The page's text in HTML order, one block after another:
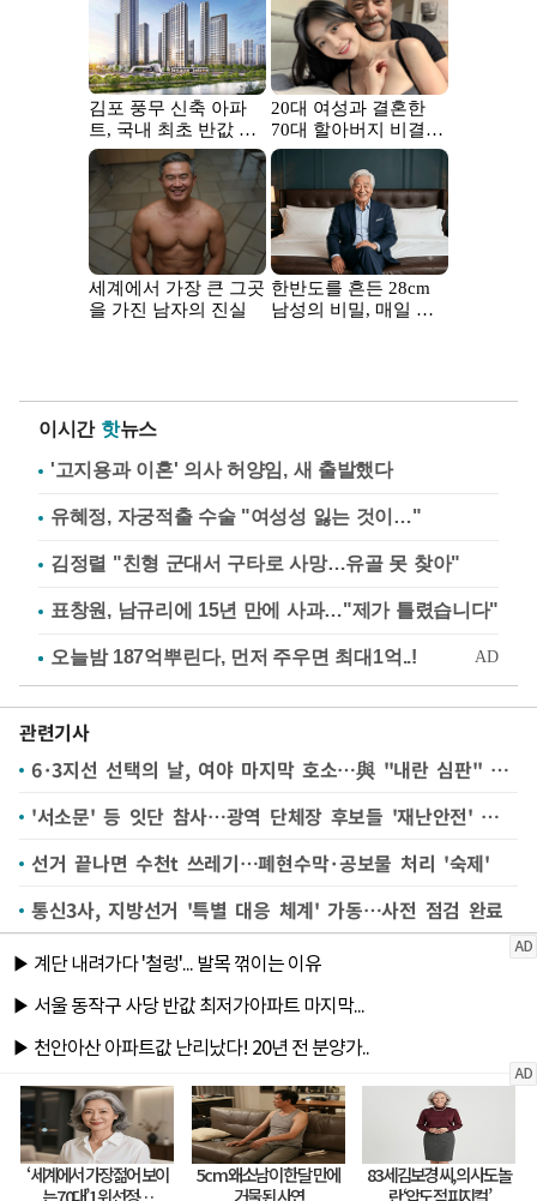
이시간 핫뉴스
'고지용과 이혼' 의사 허양임, 새 출발했다
유혜정, 자궁적출 수술 "여성성 잃는 것이…"
김정렬 "친형 군대서 구타로 사망…유골 못 찾아"
표창원, 남규리에 15년 만에 사과…"제가 틀렸습니다"
관련기사
6·3지선 선택의 날, 여야 마지막 호소…與 "내란 심판" 野 "정권 심판"
'서소문' 등 잇단 참사…광역 단체장 후보들 '재난안전' 공약은
선거 끝나면 수천t 쓰레기…폐현수막·공보물 처리 '숙제'
통신3사, 지방선거 '특별 대응 체계' 가동…사전 점검 완료